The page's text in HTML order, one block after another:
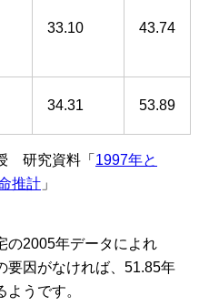
33.10 43.74
34.31 53.89
研究資料「 1997年と
推計 」
の2005年データによれ
要因がなければ、51.85年
うです。